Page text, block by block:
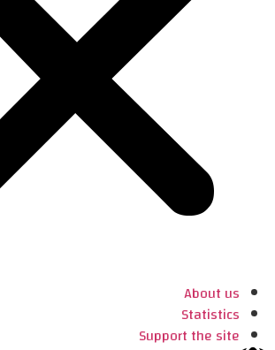
About us
Statistics
Support the site